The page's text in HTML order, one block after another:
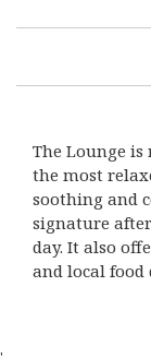
The Lounge is
the most
soothing and
signature
day. It also
and local food